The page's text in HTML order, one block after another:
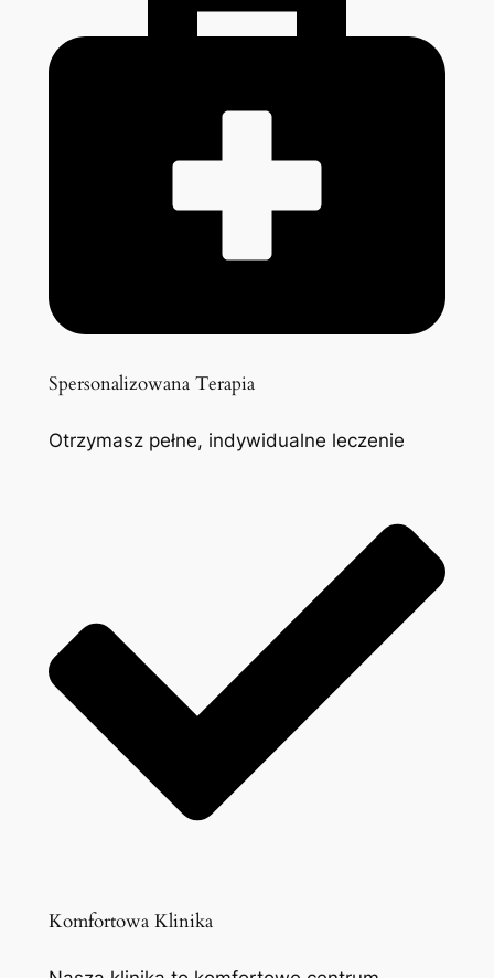
Spersonalizowana Terapia
Otrzymasz pełne, indywidualne leczenie
Komfortowa Klinika